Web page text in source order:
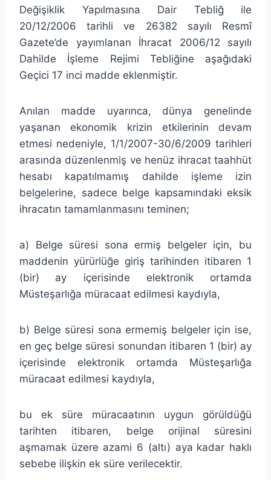
Değişiklik Yapılmasına Dair Tebliğ ile
20/12/2006 tarihli ve 26382 sayılı Resmî
Gazete’de yayımlanan İhracat 2006/12 sayılı
Dahilde İşleme Rejimi Tebliğine aşağıdaki
Geçici 17 inci madde eklenmiştir.
Anılan madde uyarınca,
dünya genelinde
yaşanan ekonomik krizin etkilerinin devam
etmesi nedeniyle, 1/1/2007-30/6/2009 tarihleri
arasında düzenlenmiş ve henüz ihracat taahhüt
hesabı kapatılmamış dahilde işleme izin
belgelerine, sadece belge kapsamındaki eksik
ihracatın tamamlanmasını teminen;
a) Belge süresi sona ermiş belgeler için, bu
maddenin yürürlüğe giriş tarihinden itibaren 1
(bir)
ay içerisinde elektronik ortamda
Müsteşarlığa müracaat edilmesi kaydıyla,
b) Belge süresi sona ermemiş belgeler için ise,
en geç belge süresi sonundan itibaren 1 (bir) ay
içerisinde elektronik ortamda Müsteşarlığa
müracaat edilmesi kaydıyla,
bu ek süre müracaatının uygun görüldüğü
tarihten itibaren, belge orijinal süresini
aşmamak üzere azami 6 (altı) aya kadar haklı
sebebe ilişkin ek süre verilecektir.